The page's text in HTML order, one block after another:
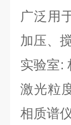
广泛用
加压、
实验室:
激光粒
相质谱